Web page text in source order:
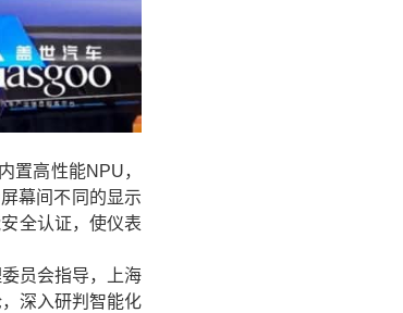
置高性能NPU，
幕间不同的显示
全认证，使仪表
员会指导，上海
深入研判智能化